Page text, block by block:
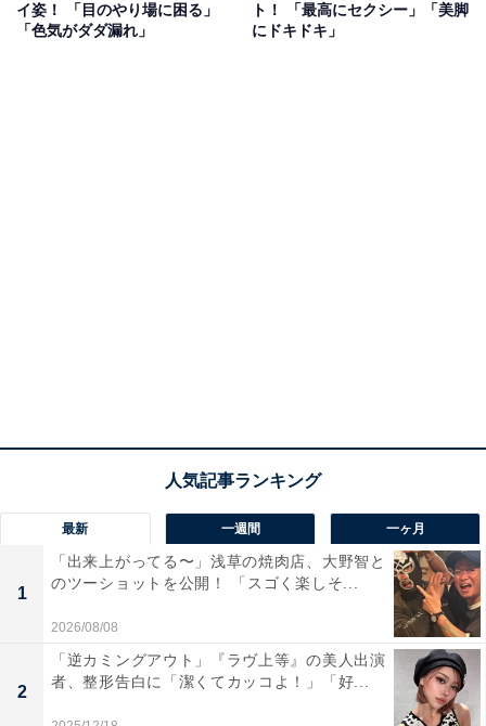
イ姿！ 「目のやり場に困る」
「色気がダダ漏れ」
ト！ 「最高にセクシー」「美脚
にドキドキ」
最新 一週間 一ヶ月
1
「出来上がってる〜」浅草の焼肉店、大野智と
のツーショットを公開！ 「スゴく楽しそ...
2026/08/08
2
「逆カミングアウト」『ラヴ上等』の美人出演
者、整形告白に「潔くてカッコよ！」「好...